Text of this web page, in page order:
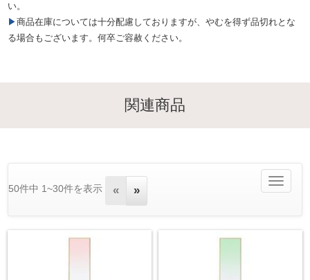
い。
▶商品在庫については十分配慮しておりますが、やむを得ず品切れとな
る場合もございます。何卒ご容赦ください。
関連商品
Toggle
50件中 1~30件を表示 « »